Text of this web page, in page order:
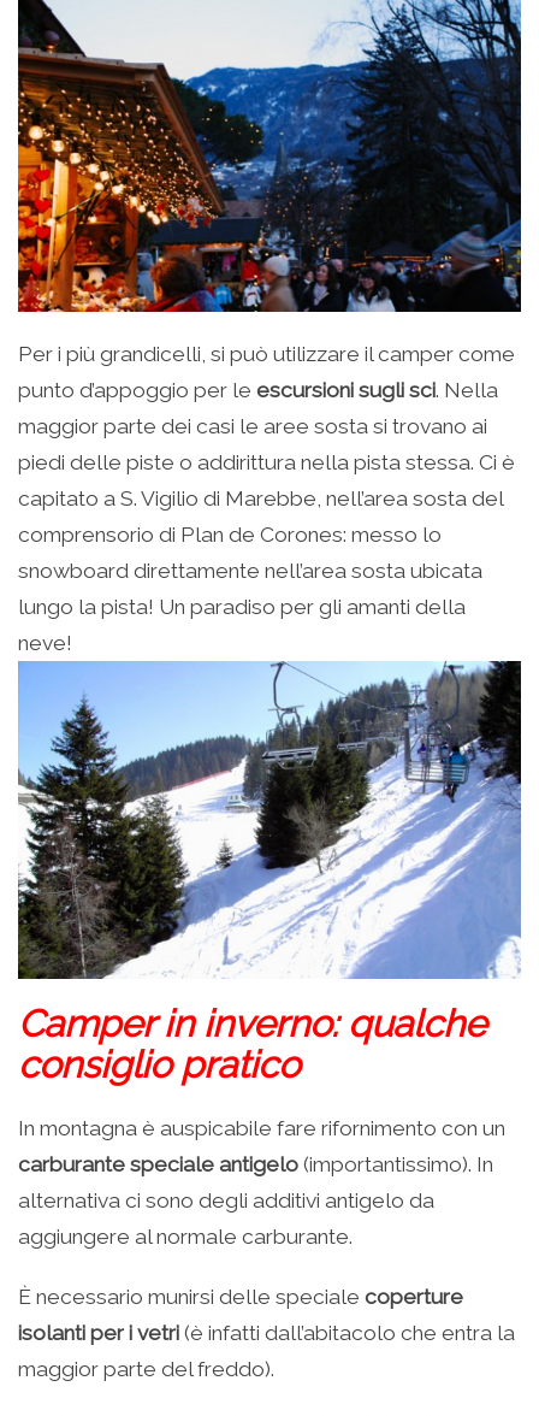
Per i più grandicelli, si può utilizzare il camper come
punto d’appoggio per le escursioni sugli sci. Nella
maggior parte dei casi le aree sosta si trovano ai
piedi delle piste o addirittura nella pista stessa. Ci è
capitato a S. Vigilio di Marebbe, nell’area sosta del
comprensorio di Plan de Corones: messo lo
snowboard direttamente nell’area sosta ubicata
lungo la pista! Un paradiso per gli amanti della
neve!
Camper in inverno: qualche
consiglio pratico
In montagna è auspicabile fare rifornimento con un
carburante speciale antigelo (importantissimo). In
alternativa ci sono degli additivi antigelo da
aggiungere al normale carburante.
È necessario munirsi delle speciale coperture
isolanti per i vetri (è infatti dall’abitacolo che entra la
maggior parte del freddo).